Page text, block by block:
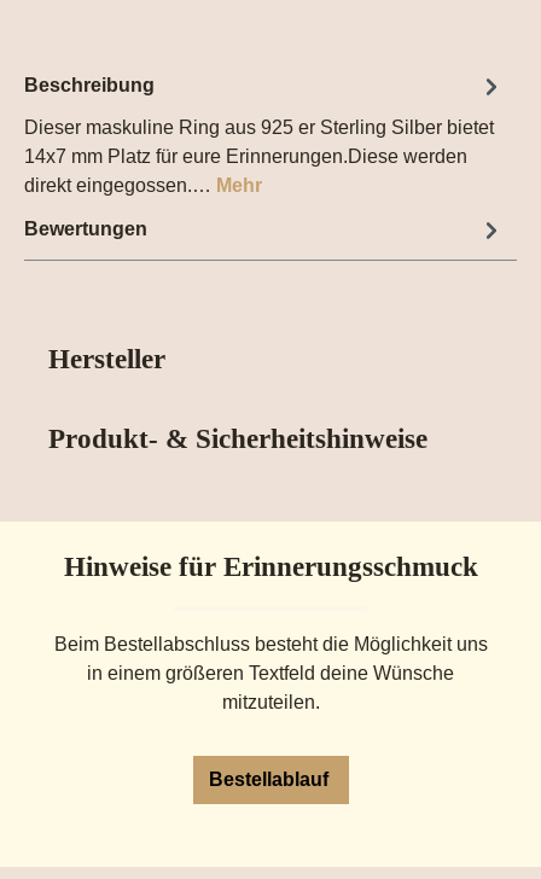
Beschreibung
Dieser maskuline Ring aus 925 er Sterling Silber bietet
14x7 mm Platz für eure Erinnerungen.Diese werden
direkt eingegossen.… Mehr
Bewertungen
Hersteller
Produkt- & Sicherheitshinweise
Hinweise für Erinnerungsschmuck
Beim Bestellabschluss besteht die Möglichkeit uns
in einem größeren Textfeld deine Wünsche
mitzuteilen.
Bestellablauf